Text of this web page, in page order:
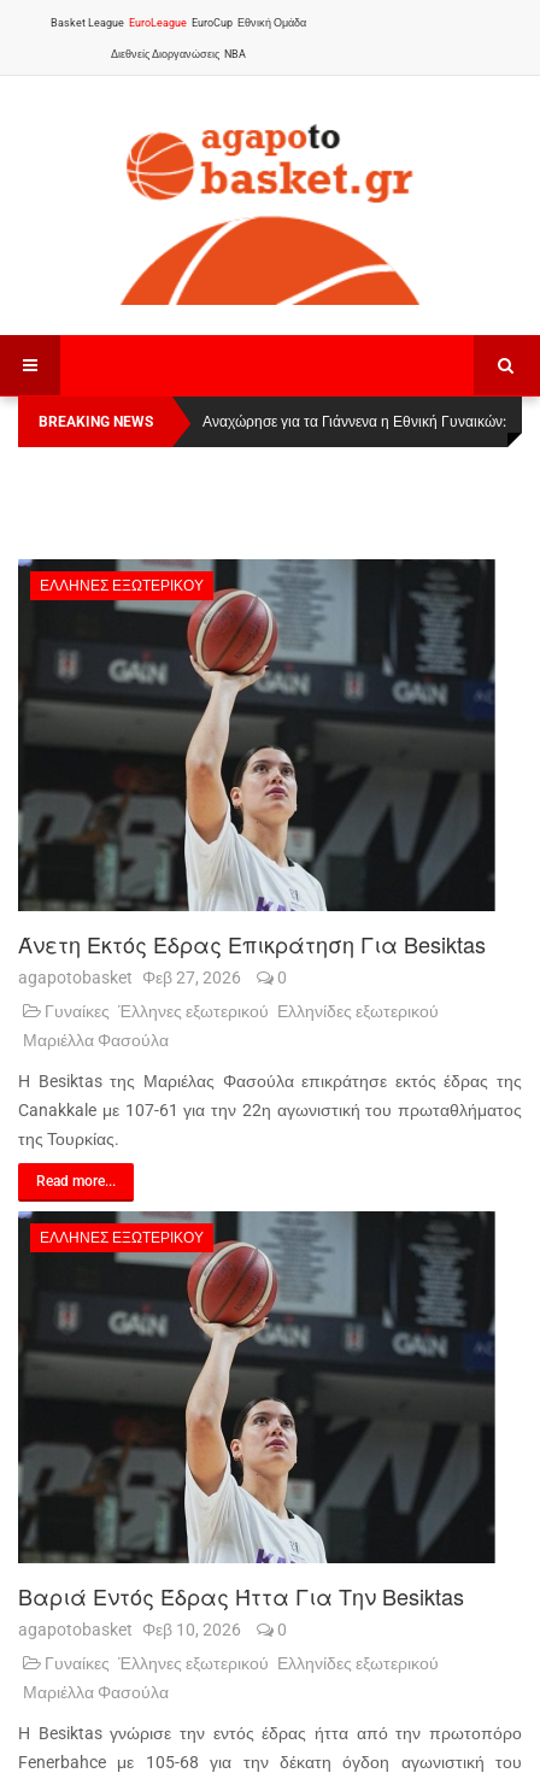
Basket League EuroLeague EuroCup Εθνική Ομάδα
Διεθνείς Διοργανώσεις NBA
BREAKING NEWS
Οι Πάνθηρες Καβάλας στην Women Basketball
League 1
Αναχώρησε για τα Γιάννενα η Εθνική Γυναικών:
ΈΛΛΗΝΕΣ ΕΞΩΤΕΡΙΚΟΎ
Άνετη Εκτός Έδρας Επικράτηση Για Besiktas
agapotobasket Φεβ 27, 2026
0
Γυναίκες Έλληνες εξωτερικού Ελληνίδες εξωτερικού
Μαριέλλα Φασούλα
Η Besiktas της Μαριέλας Φασούλα επικράτησε εκτός έδρας της
Canakkale με 107-61 για την 22η αγωνιστική του πρωταθλήματος
της Τουρκίας.
Read more...
ΈΛΛΗΝΕΣ ΕΞΩΤΕΡΙΚΟΎ
Βαριά Εντός Έδρας Ήττα Για Την Besiktas
agapotobasket Φεβ 10, 2026
0
Γυναίκες Έλληνες εξωτερικού Ελληνίδες εξωτερικού
Μαριέλλα Φασούλα
Η Besiktas γνώρισε την εντός έδρας ήττα από την πρωτοπόρο
Fenerbahce με 105-68 για την δέκατη όγδοη αγωνιστική του